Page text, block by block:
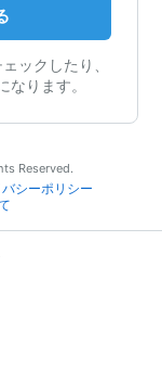
ックしたり、
ります。
Reserved.
シーポリシー